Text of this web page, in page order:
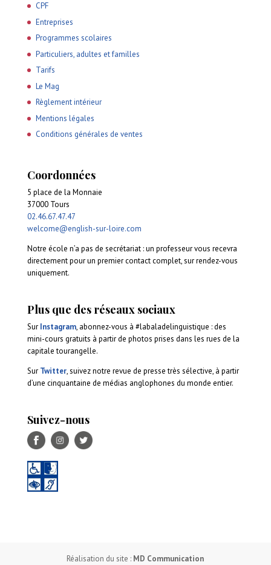
CPF
Entreprises
Programmes scolaires
Particuliers, adultes et familles
Tarifs
Le Mag
Règlement intérieur
Mentions légales
Conditions générales de ventes
Coordonnées
5 place de la Monnaie
37000 Tours
02.46.67.47.47
welcome@english-sur-loire.com
Notre école n’a pas de secrétariat : un professeur vous recevra
directement pour un premier contact complet, sur rendez-vous
uniquement.
Plus que des réseaux sociaux
Sur Instagram, abonnez-vous à #labaladelinguistique : des
mini-cours gratuits à partir de photos prises dans les rues de la
capitale tourangelle.
Sur Twitter, suivez notre revue de presse très sélective, à partir
d’une cinquantaine de médias anglophones du monde entier.
Suivez-nous
Réalisation du site : MD Communication